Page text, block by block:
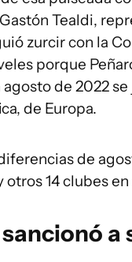
Tealdi,
zurcir con la
porque
de 2022
de Europa.
de
14 clubes
a